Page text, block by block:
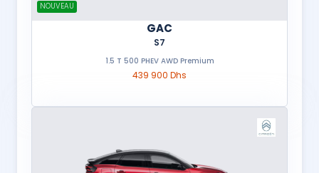
NOUVEAU
GAC
S7
1.5 T 500 PHEV AWD Premium
439 900 Dhs